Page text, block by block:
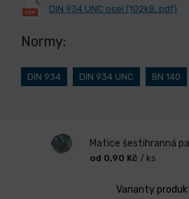
DIN 934 UNC ocel (102kB, pdf)
Normy:
DIN 934 DIN 934 UNC BN 140
Matice šestihranná
od 0,90 Kč / ks
Varianty